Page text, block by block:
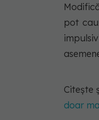
pot
Citește
doar